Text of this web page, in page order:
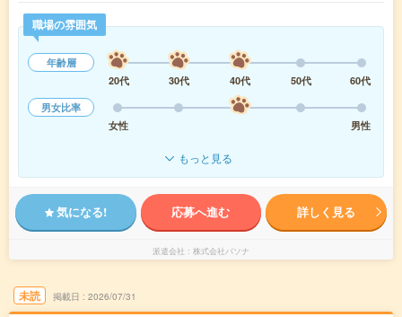
職場の雰囲気
年齢層
20代
30代 40代 50代
60代
男女比率
女性
男性
もっと見る
気になる! 応募へ進む 詳しく見る
派遣会社 株式会社パソナ
未読 掲載日 2026/07/31